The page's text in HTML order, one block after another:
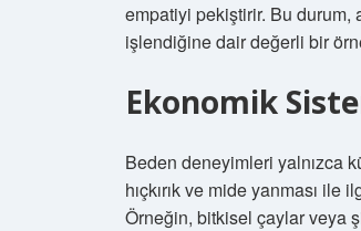
empatiyi pekiştirir. Bu durum,
işlendiğine dair değerli bir
Ekonomik
Beden deneyimleri yalnızca
hıçkırık ve mide yanması
Örneğin, bitkisel çaylar veya